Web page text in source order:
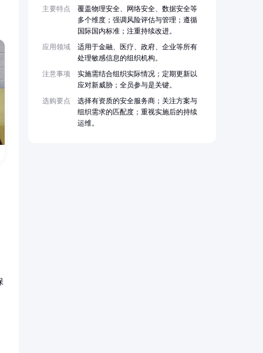
主要特点
覆盖物理安全、网络安全、数据安全等
多个维度；强调风险评估与管理；遵循
国际国内标准；注重持续改进。
应用领域
适用于金融、医疗、政府、企业等所有
处理敏感信息的组织机构。
注意事项
实施需结合组织实际情况；定期更新以
应对新威胁；全员参与是关键。
选购要点
选择有资质的安全服务商；关注方案与
组织需求的匹配度；重视实施后的持续
运维。